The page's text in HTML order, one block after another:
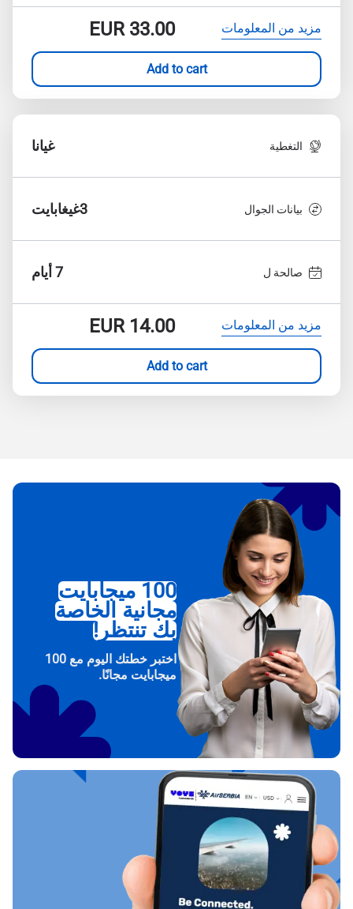
مزيد من المعلومات EUR33.00
Add to cart
التغطية غيانا
بيانات الجوال 3غيغابايت
صالحة ل 7 أيام
مزيد من المعلومات EUR14.00
Add to cart
100 ميجابايت
مجانية الخاصة
بك تنتظر!
اختبر خطتك اليوم مع 100
ميجابايت مجانًا.